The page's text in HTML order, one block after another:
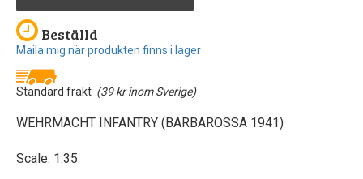
Beställd
Maila mig när produkten finns i lager
Standard frakt (39 kr inom Sverige)
WEHRMACHT INFANTRY (BARBAROSSA 1941)
Scale: 1:35